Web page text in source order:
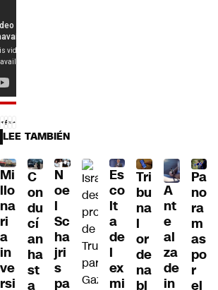
LEE TAMBIÉN
Mi
llo
na
ri
a
in
ve
rsi
C
on
du
cí
an
ha
st
a
N
oe
l
Sc
ha
jri
s
pa
Es
co
lt
a
de
l
ex
mi
Tri
bu
na
l
or
de
na
bl
A
nt
e
al
za
de
in
Pa
no
ra
m
as
po
r
el